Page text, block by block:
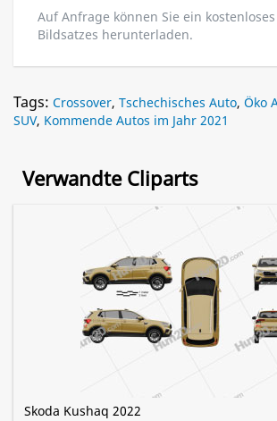
Auf Anfrage können Sie ein
Bildsatzes herunterladen.
Tags: Crossover, Tschechisches Auto, Öko
SUV, Kommende Autos im Jahr 2021
Verwandte Cliparts
Skoda Kushaq 2022